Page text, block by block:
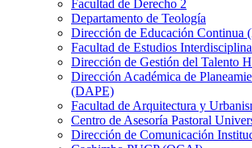
Facultad de Derecho 2
Departamento de Teología
Dirección de Educación Continua
Facultad de Estudios
Dirección de Gestión del Talento
Dirección Académica de
(DAPE)
Facultad de Arquitectura y
Centro de Asesoría Pastoral
Dirección de Comunicación